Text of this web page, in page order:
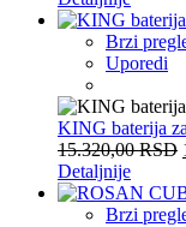
Brzi
Uporedi
KING baterija
15.320,00RSD
Detaljnije
Brzi